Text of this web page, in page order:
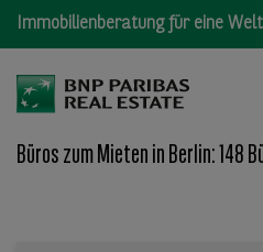
Immobilienberatung für eine
Büros zum Mieten in Berlin: 148